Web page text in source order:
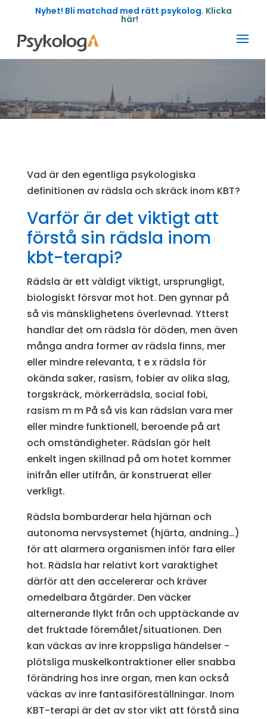
Nyhet! Bli matchad med rätt psykolog. Klicka
här!
Vad är den egentliga psykologiska
definitionen av rädsla och skräck inom KBT?
Varför är det viktigt att
förstå sin rädsla inom
kbt-terapi?
Rädsla är ett väldigt viktigt, ursprungligt,
biologiskt försvar mot hot. Den gynnar på
så vis mänsklighetens överlevnad. Ytterst
handlar det om rädsla för döden, men även
många andra former av rädsla finns, mer
eller mindre relevanta, t e x rädsla för
okända saker, rasism, fobier av olika slag,
torgskräck, mörkerrädsla, social fobi,
rasism m m På så vis kan rädslan vara mer
eller mindre funktionell, beroende på art
och omständigheter. Rädslan gör helt
enkelt ingen skillnad på om hotet kommer
inifrån eller utifrån, är konstruerat eller
verkligt.
Rädsla bombarderar hela hjärnan och
autonoma nervsystemet (hjärta, andning…)
för att alarmera organismen inför fara eller
hot. Rädsla har relativt kort varaktighet
därför att den accelererar och kräver
omedelbara åtgärder. Den väcker
alternerande flykt från och upptäckande av
det fruktade föremålet/situationen. Den
kan väckas av inre kroppsliga händelser -
plötsliga muskelkontraktioner eller snabba
förändring hos inre organ, men kan också
väckas av inre fantasiföreställningar. Inom
KBT-terapi är det av stor vikt att förstå sina